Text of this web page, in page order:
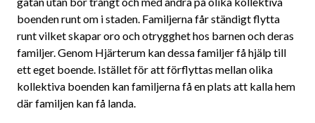
boenden runt om i staden. Familjerna får ständigt flytta
runt vilket skapar oro och otrygghet hos barnen och deras
familjer. Genom Hjärterum kan dessa familjer få hjälp till
ett eget boende. Istället för att förflyttas mellan olika
kollektiva boenden kan familjerna få en plats att kalla hem
där familjen kan få landa.